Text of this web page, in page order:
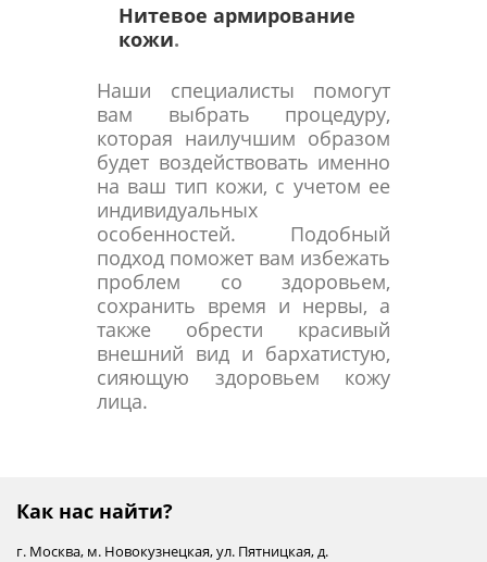
Нитевое армирование
кожи.
Наши специалисты помогут
вам выбрать процедуру,
которая наилучшим образом
будет воздействовать именно
на ваш тип кожи, с учетом ее
индивидуальных
особенностей. Подобный
подход поможет вам избежать
проблем со здоровьем,
сохранить время и нервы, а
также обрести красивый
внешний вид и бархатистую,
сияющую здоровьем кожу
лица.
Как нас найти?
г. Москва, м. Новокузнецкая,ул. Пятницкая, д.